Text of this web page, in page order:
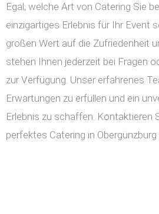
Egal, welche Art von Catering Sie
einzigartiges Erlebnis für Ihr Event
großen Wert auf die Zufriedenheit
stehen Ihnen jederzeit bei Fragen
zur Verfügung. Unser erfahrenes
Erwartungen zu erfüllen und ein
Erlebnis zu schaffen. Kontaktieren
perfektes Catering in Obergünzburg